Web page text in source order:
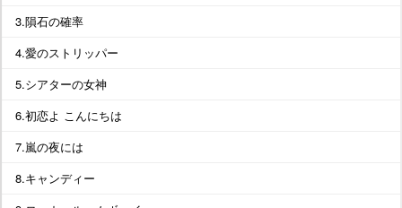
3.隕石の確率
4.愛のストリッパー
5.シアターの女神
6.初恋よ こんにちは
7.嵐の夜には
8.キャンディー